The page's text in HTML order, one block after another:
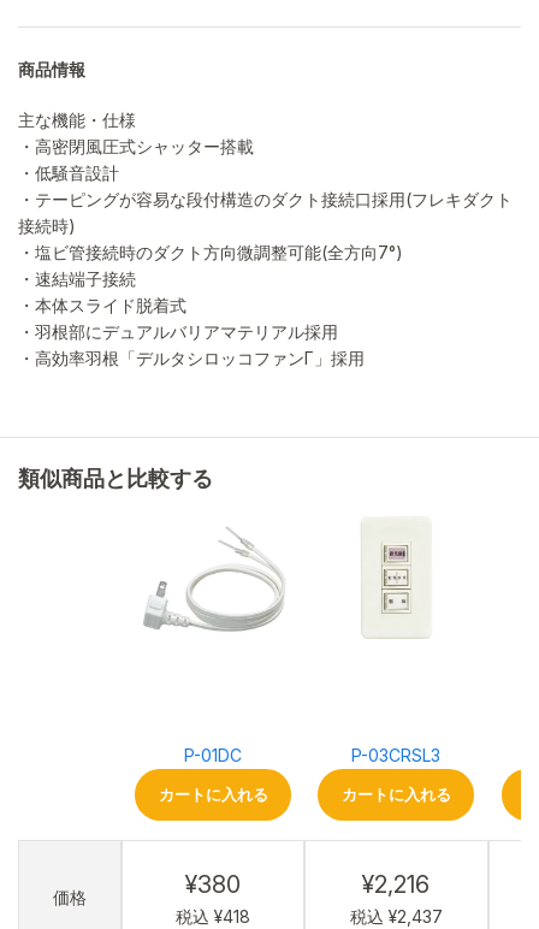
商品情報
主な機能・仕様
・高密閉風圧式シャッター搭載
・低騒音設計
・テーピングが容易な段付構造のダクト接続口採用(フレキダクト
接続時)
・塩ビ管接続時のダクト方向微調整可能(全方向7°)
・速結端子接続
・本体スライド脱着式
・羽根部にデュアルバリアマテリアル採用
・高効率羽根「デルタシロッコファンΓ」採用
類似商品と比較する
価格
P-01DC
カートに入れる
¥380
税込 ¥418
P-03CRSL3
カートに入れる
¥2,216
税込 ¥2,437